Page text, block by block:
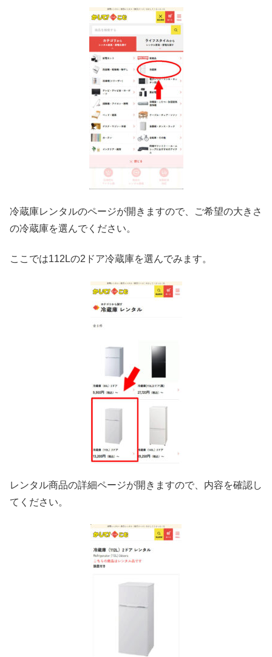
冷蔵庫レンタルのページが開きますので、ご希望の大きさ
の冷蔵庫を選んでください。
ここでは112Lの2ドア冷蔵庫を選んでみます。
レンタル商品の詳細ページが開きますので、内容を確認し
てください。